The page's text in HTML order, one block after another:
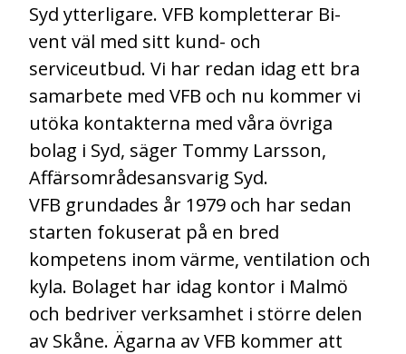
Syd ytterligare. VFB kompletterar Bi-
vent väl med sitt kund- och
serviceutbud. Vi har redan idag ett bra
samarbete med VFB och nu kommer vi
utöka kontakterna med våra övriga
bolag i Syd, säger Tommy Larsson,
Affärsområdesansvarig Syd.
VFB grundades år 1979 och har sedan
starten fokuserat på en bred
kompetens inom värme, ventilation och
kyla. Bolaget har idag kontor i Malmö
och bedriver verksamhet i större delen
av Skåne. Ägarna av VFB kommer att